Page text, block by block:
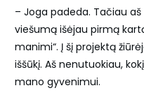
– Joga padeda. Tačiau
viešumą išėjau pirmą
manimi“. Į šį projektą
iššūkį. Aš nenutuokiau,
mano gyvenimui.